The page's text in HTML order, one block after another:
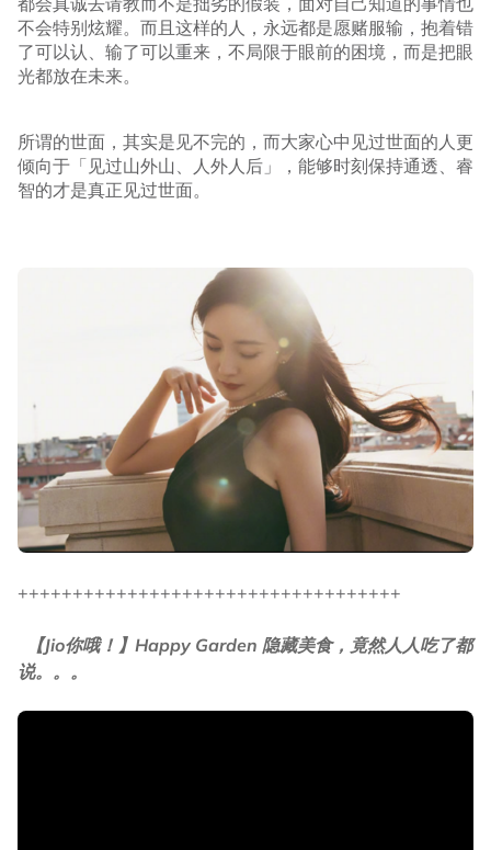
不会特别炫耀。而且这样的人，永远都是愿赌服输，抱着错
了可以认、输了可以重来，不局限于眼前的困境，而是把眼
光都放在未来。
所谓的世面，其实是见不完的，而大家心中见过世面的人更
倾向于「见过山外山、人外人后」，能够时刻保持通透、睿
智的才是真正见过世面。
+++++++++++++++++++++++++++++++++++
【Jio你哦！】Happy Garden 隐藏美食，竟然人人吃了都
说。。。